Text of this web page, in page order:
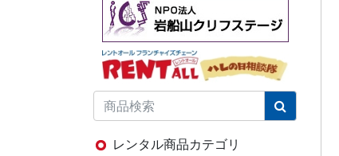
レンタル商品カテゴリ